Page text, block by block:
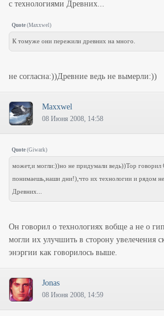
с технологиями Древних...
Quote (Maxxwel)
К томуже они пережили древних на много.
не согласна:))Древние ведь не вымерли:))
Maxxwel
08 Июня 2008, 14:58
Quote (Giwark)
может,и могли:))но не придумали ведь))Тор говорил
понимаешь,наши дни!),что их технологии и рядом не
Древних...
Он говорил о технологиях вобще а не о
могли их улучшить в сторону увелечения
энэргии как говорилось выше.
Jonas
08 Июня 2008, 14:59